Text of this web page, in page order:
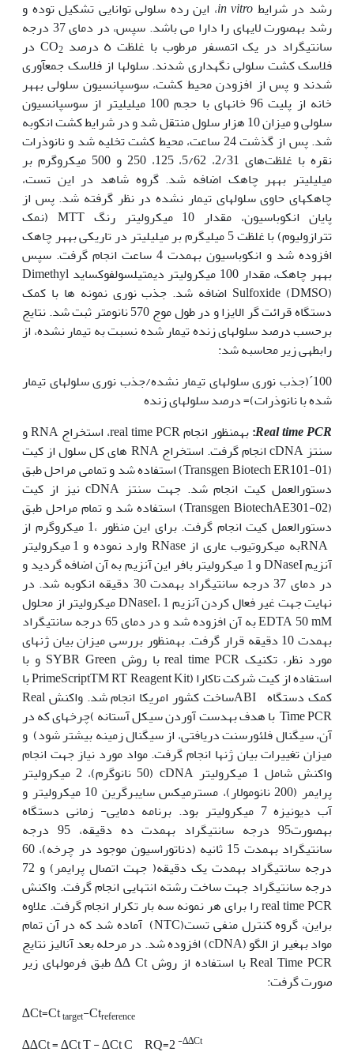
رشد در شرایط in vitro، این رده سلولی توانایی تشکیل توده و
رشد به‏صورت لایه‏ای را دارا می باشد. سپس، در دمای 37 درجه
سانتی‏گراد در یک اتمسفر مرطوب با غلظت ٥ درصد CO
2
در
فلاسک کشت سلولی نگه‏داری شدند. سلول‏ها از فلاسک جمع‏آوری
شدند و پس از افزودن محیط کشت، سوسپانسیون سلولی به‫هر
خانه از پلیت 96 خانه‏ای با حجم 100 میلی‫لیتر از سوسپانسیون
سلولی و میزان 10 هزار سلول منتقل شد و در شرایط کشت انکوبه
شد. پس از گذشت 24 ساعت، محیط کشت تخلیه شد و نانوذرات
نقره با غلظت‌‏های 2/31، 5/62، 125، 250 و 500 میکروگرم بر
میلی‫لیتر به‏هر چاهک اضافه شد. گروه شاهد در این تست،
چاهک‫های حاوی سلول‏های تیمار نشده در نظر گرفته شد. پس از
پایان انکوباسیون، مقدار 10 میکرولیتر رنگ MTT (نمک
تترازولیوم) با غلظت 5 میلی­گرم بر میلی­لیتر در تاریکی به‏هر چاهک
افزوده شد و انکوباسیون به‏مدت 4 ساعت انجام گرفت. سپس
به‏هر چاهک، مقدار 100 میکرولیتر دی‏متیل‏سولفوکساید Dimethyl
Sulfoxide (DMSO) اضافه شد. جذب نوری نمونه ها با کمک
دستگاه قرائت گر الایزا و در طول موج 570 نانومتر ثبت شد. نتایج
برحسب درصد سلول‫های زنده تیمار شده نسبت به تیمار نشده، از
رابطه‏ی زیر محاسبه شد:
100´(جذب نوری سلول‏های تیمار نشده/جذب نوری سلول‏های تیمار
شده با نانوذرات)= درصد سلول‏های زنده
Real time PCR
:
به‏منظور انجام real time PCR، استخراج RNA و
سنتز cDNA انجام گرفت. استخراج RNA های کل سلول از کیت
(Transgen Biotech ER101-01) استفاده شد و تمامی مراحل طبق
دستورالعمل کیت انجام شد. جهت سنتز cDNA نیز از کیت
(Transgen BiotechAE301-02) استفاده شد و تمام مراحل طبق
دستورالعمل کیت انجام گرفت. برای این منظور ،1 میکروگرم از
RNAبه میکروتیوب عاری از RNase وارد نموده و 1 میکرولیتر
آنزیم DNaseI و 1 میکرولیتر بافر این آنزیم به آن اضافه گردید و
در دمای 37 درجه سانتی‫گراد به‏مدت 30 دقیقه انکوبه شد. در
نهایت جهت غیر فعال کردن آنزیم DNaseI، 1 میکرولیتر از محلول
EDTA 50 mM به آن افزوده شد و در دمای 65 درجه سانتی‫گراد
به‏مدت 10 دقیقه قرار گرفت. به‏منظور بررسی میزان بیان ژن‏های
مورد نظر، تکنیک real time PCR با روش SYBR Green و با
استفاده از کیت شرکت تاکارا (PrimeScriptTM RT Reagent Kit با
کمک دستگاه ABIساخت کشور امریکا انجام شد. واکنش Real
Time PCR با هدف به‫دست آوردن سیکل آستانه )چرخه‏ای که در
آن، سیگنال فلئورسنت دریافتی، از سیگنال زمینه بیشتر شود) و
میزان تغییرات بیان ژن‏ها انجام گرفت. مواد مورد نیاز جهت انجام
واکنش شامل 1 میکرولیتر cDNA (50 نانوگرم)، 2 میکرولیتر
پرایمر (200 نانومولار)، مسترمیکس سایبرگرین 10 میکرولیتر و
آب دیونیزه 7 میکرولیتر بود. برنامه دمایی- زمانی دستگاه
به‏صورت95 درجه سانتی‏گراد به‏مدت ده دقیقه، 95 درجه
سانتی‏گراد به‏مدت 15 ثانیه (دناتوراسیون موجود در چرخه)، 60
درجه سانتی‏گراد به‏مدت یک دقیقه( جهت اتصال پرایمر) و 72
درجه سانتی‏گراد جهت ساخت رشته انتهایی انجام گرفت. واکنش
real time PCR را برای هر نمونه سه بار تکرار انجام گرفت. علاوه
براین، گروه کنترل منفی تست(NTC) آماده شد که در آن تمام
مواد به‏غیر از الگو (cDNA) افزوده شد. در مرحله بعد آنالیز نتایج
Real Time PCR با استفاده از روش Ct ∆∆ طبق فرمول‏های زیر
صورت گرفت:
∆Ct=Cttarget-Ctreference
∆∆Ct = ∆Ct T - ∆Ct C RQ=2-∆∆Ct